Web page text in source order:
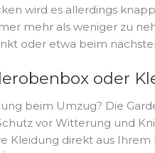
wird es allerdings
mehr als weniger zu
oder etwa beim
oder
beim Umzug? Die
vor Witterung und
Kleidung direkt aus